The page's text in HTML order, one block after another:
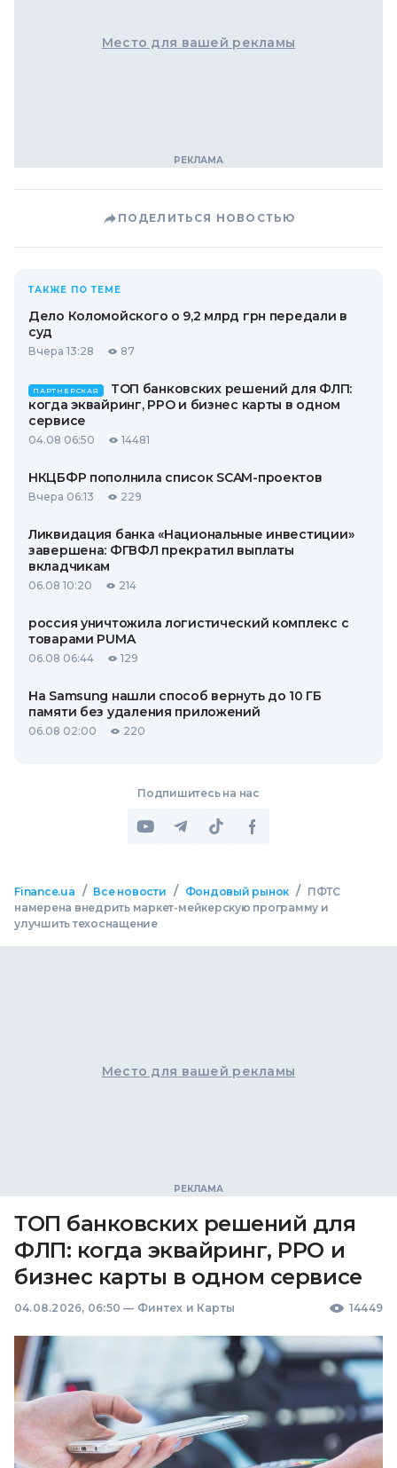
Место для вашей рекламы
ПОДЕЛИТЬСЯ НОВОСТЬЮ
ТАКЖЕ ПО ТЕМЕ
Дело Коломойского о 9,2 млрд грн передали в
суд
Вчера 13:28 87
ПАРТНЕРСКАЯ
ТОП банковских решений для ФЛП:
когда эквайринг, РРО и бизнес карты в одном
сервисе
04.08 06:50 14481
НКЦБФР пополнила список SCAM-проектов
Вчера 06:13 229
Ликвидация банка «Национальные инвестиции»
завершена: ФГВФЛ прекратил выплаты
вкладчикам
06.08 10:20 214
россия уничтожила логистический комплекс с
товарами PUMA
06.08 06:44 129
На Samsung нашли способ вернуть до 10 ГБ
памяти без удаления приложений
06.08 02:00 220
Подпишитесь на нас
Finance.ua / Все новости / Фондовый рынок /
ПФТС
намерена внедрить маркет-мейкерскую программу и
улучшить техоснащение
Место для вашей рекламы
ТОП банковских решений для
ФЛП: когда эквайринг, РРО и
бизнес карты в одном сервисе
04.08.2026, 06:50 — Финтех и Карты 14449